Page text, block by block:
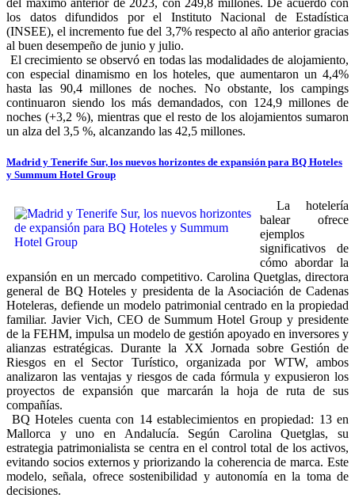
los datos difundidos por el Instituto Nacional de Estadística
(INSEE), el incremento fue del 3,7% respecto al año anterior gracias
al buen desempeño de junio y julio.
El crecimiento se observó en todas las modalidades de alojamiento,
con especial dinamismo en los hoteles, que aumentaron un 4,4%
hasta las 90,4 millones de noches. No obstante, los campings
continuaron siendo los más demandados, con 124,9 millones de
noches (+3,2 %), mientras que el resto de los alojamientos sumaron
un alza del 3,5 %, alcanzando las 42,5 millones.
Madrid y Tenerife Sur, los nuevos horizontes de expansión para BQ Hoteles
y Summum Hotel Group
La hotelería
balear ofrece
ejemplos
significativos de
cómo abordar la
expansión en un mercado competitivo. Carolina Quetglas, directora
general de BQ Hoteles y presidenta de la Asociación de Cadenas
Hoteleras, defiende un modelo patrimonial centrado en la propiedad
familiar. Javier Vich, CEO de Summum Hotel Group y presidente
de la FEHM, impulsa un modelo de gestión apoyado en inversores y
alianzas estratégicas. Durante la XX Jornada sobre Gestión de
Riesgos en el Sector Turístico, organizada por WTW, ambos
analizaron las ventajas y riesgos de cada fórmula y expusieron los
proyectos de expansión que marcarán la hoja de ruta de sus
compañías.
BQ Hoteles cuenta con 14 establecimientos en propiedad: 13 en
Mallorca y uno en Andalucía. Según Carolina Quetglas, su
estrategia patrimonialista se centra en el control total de los activos,
evitando socios externos y priorizando la coherencia de marca. Este
modelo, señala, ofrece sostenibilidad y autonomía en la toma de
decisiones.